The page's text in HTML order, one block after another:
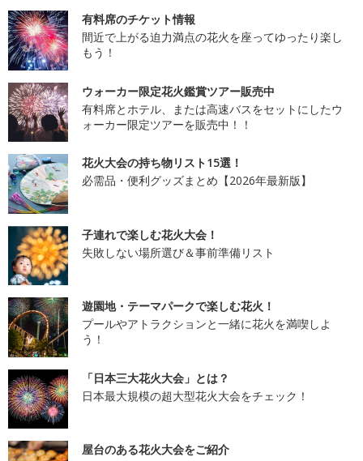
有料席のチケット情報
間近で上がる迫力満点の花火を座ってゆったり楽し
もう！
ウォーカー限定花火鑑賞ツアー販売中
有料席とホテル、または高速バスをセットにしたウ
ォーカー限定ツアーを販売中！！
花火大会の持ち物リスト15選！
必需品・便利グッズまとめ【2026年最新版】
子連れで楽しむ花火大会！
失敗しない場所選び＆事前準備リスト
遊園地・テーマパークで楽しむ花火！
プールやアトラクションと一緒に花火を満喫しよ
う！
「日本三大花火大会」とは？
日本最大規模の超大型花火大会をチェック！
屋台のある花火大会をご紹介